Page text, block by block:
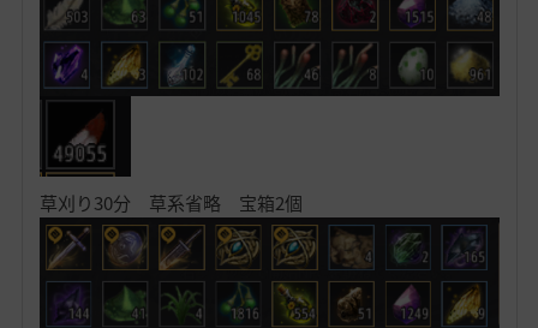
草刈り30分 草系省略 宝箱2個